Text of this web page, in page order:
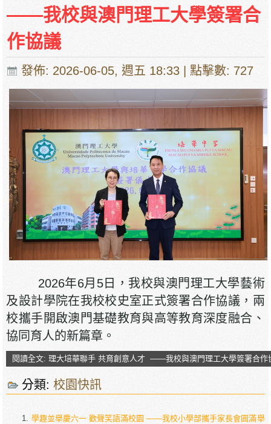
——我校與澳門理工大學簽署合
作協議
發佈: 2026-06-05, 週五 18:33 | 點擊數: 727
2026年6月5日，我校與澳門理工大學藝術
及設計學院在我校校史室正式簽署合作協議，兩
校攜手開啟澳門基礎教育與高等教育深度融合、
協同育人的新篇章。
閱讀全文: 理大培華聯手 共育創意人才 ——我校與澳門理工大學簽署合作
分類:校園快訊
學趣並舉慶六一 歡聲笑語滿校園 ——我校小學部攜手家長會圓滿舉